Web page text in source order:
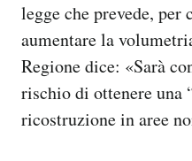
legge che prevede,
aumentare la
Regione dice: «Sarà
rischio di ottenere una
ricostruzione in aree